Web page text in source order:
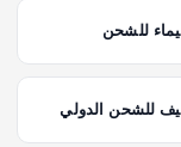
للشحن
للشحن الدولي